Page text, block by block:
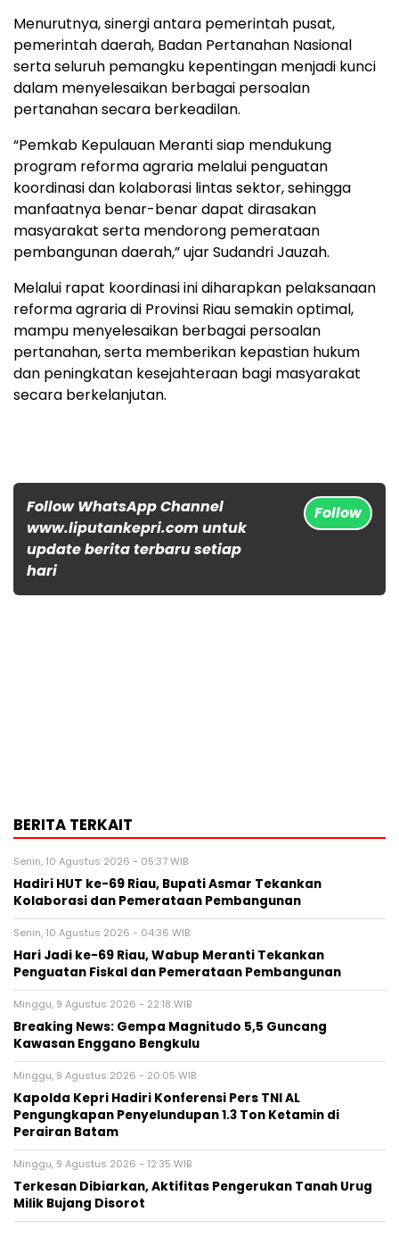
Menurutnya, sinergi antara pemerintah pusat,
pemerintah daerah, Badan Pertanahan Nasional
serta seluruh pemangku kepentingan menjadi kunci
dalam menyelesaikan berbagai persoalan
pertanahan secara berkeadilan.
“Pemkab Kepulauan Meranti siap mendukung
program reforma agraria melalui penguatan
koordinasi dan kolaborasi lintas sektor, sehingga
manfaatnya benar-benar dapat dirasakan
masyarakat serta mendorong pemerataan
pembangunan daerah,” ujar Sudandri Jauzah.
Melalui rapat koordinasi ini diharapkan pelaksanaan
reforma agraria di Provinsi Riau semakin optimal,
mampu menyelesaikan berbagai persoalan
pertanahan, serta memberikan kepastian hukum
dan peningkatan kesejahteraan bagi masyarakat
secara berkelanjutan.
Follow WhatsApp Channel
www.liputankepri.com untuk
update berita terbaru setiap
hari
Follow
BERITA TERKAIT
Senin, 10 Agustus 2026 - 05:37 WIB
Hadiri HUT ke-69 Riau, Bupati Asmar Tekankan
Kolaborasi dan Pemerataan Pembangunan
Senin, 10 Agustus 2026 - 04:36 WIB
Hari Jadi ke-69 Riau, Wabup Meranti Tekankan
Penguatan Fiskal dan Pemerataan Pembangunan
Minggu, 9 Agustus 2026 - 22:18 WIB
Breaking News: Gempa Magnitudo 5,5 Guncang
Kawasan Enggano Bengkulu
Minggu, 9 Agustus 2026 - 20:05 WIB
Kapolda Kepri Hadiri Konferensi Pers TNI AL
Pengungkapan Penyelundupan 1.3 Ton Ketamin di
Perairan Batam
Minggu, 9 Agustus 2026 - 12:35 WIB
Terkesan Dibiarkan, Aktifitas Pengerukan Tanah Urug
Milik Bujang Disorot